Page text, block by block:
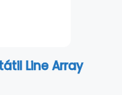
Line Array